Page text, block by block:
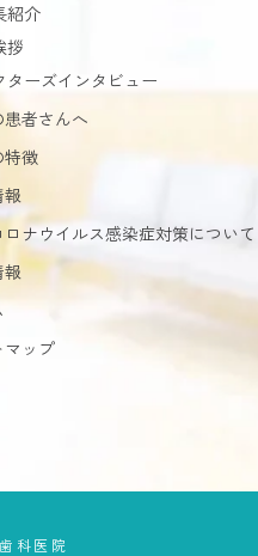
紹介
拶
ターズインタビュー
患者さんへ
特徴
報
ナウイルス感染症対策について
報
ップ
科医院